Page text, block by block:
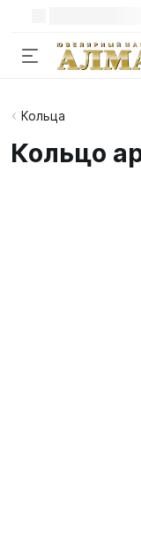
Кольца
Кольцо